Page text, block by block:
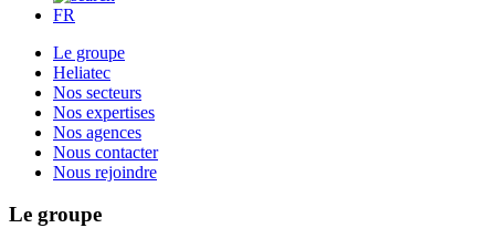
FR
Le groupe
Heliatec
Nos secteurs
Nos expertises
Nos agences
Nous contacter
Nous rejoindre
Le groupe